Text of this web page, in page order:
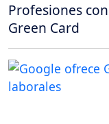
Profesiones
Green Card